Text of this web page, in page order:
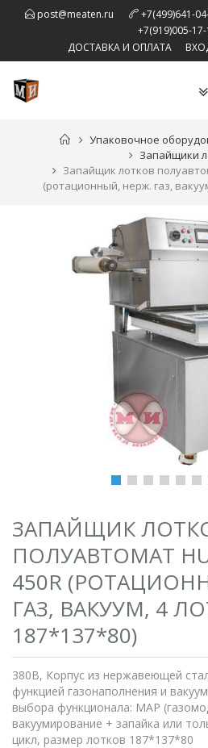
post@meaten.ru +7(499)641-
+7(919)005-
ДОСТАВКА И ОПЛАТА
Упаковочное
Запайщики
Запайщик лотков
(ротационный, нерж. газ,
ЗАПАЙЩИК
ПОЛУАВТОМАТ
450R
ГАЗ, ВАКУУМ, 4
187*137*80)
380В, Корпус из нержавеющей
функцией газонаполнения и
выбора функционала: MAP
вакуумирование + запайка или
цикл, размер лотков 187*137*80